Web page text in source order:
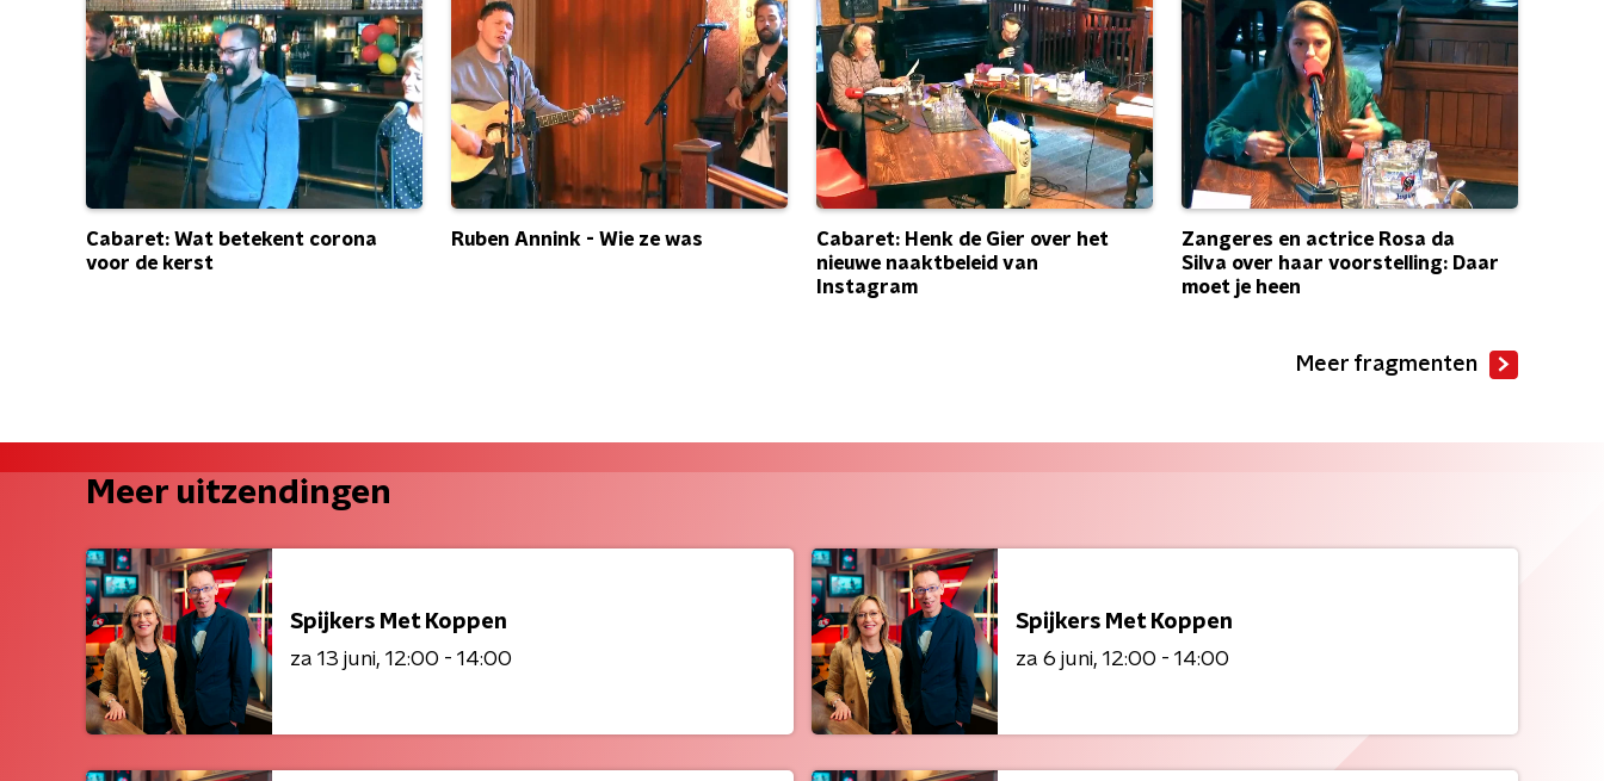
Cabaret: Wat betekent corona
voor de kerst
Ruben Annink - Wie ze was
Cabaret: Henk de Gier over het
nieuwe naaktbeleid van
Instagram
Zangeres en actrice Rosa da
Silva over haar voorstelling: Daar
moet je heen
Meer fragmenten
Meer uitzendingen
Spijkers Met Koppen
za 13 juni 12:00 - 14:00
Spijkers Met Koppen
za 6 juni 12:00 - 14:00